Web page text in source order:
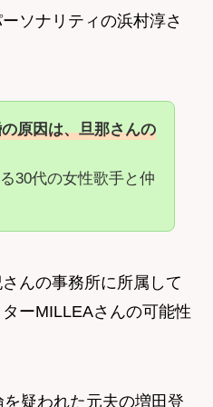
ソナリティの浜村淳さ
原因は、旦那さんの
30代の女性歌手と仲
んの事務所に所属して
ーMILLEAさんの可能性
疑われた元夫の増田登